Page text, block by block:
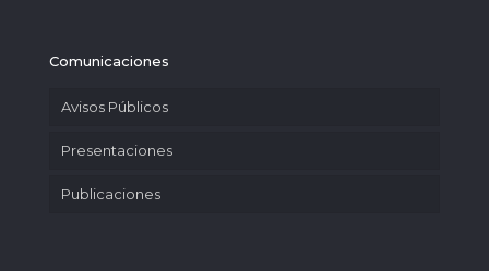
Comunicaciones
Avisos Públicos
Presentaciones
Publicaciones